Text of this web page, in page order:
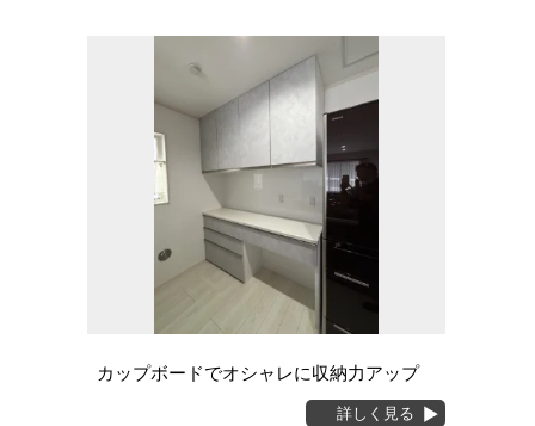
カップボードでオシャレに収納力アップ
詳しく見る